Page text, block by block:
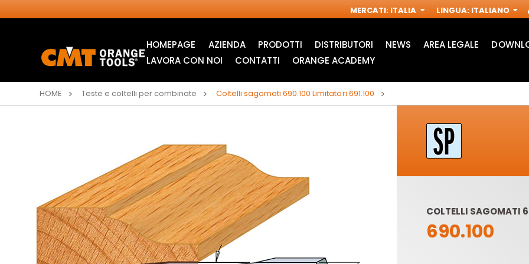
MERCATI: ITALIA LINGUA: ITALIANO
HOMEPAGE AZIENDA PRODOTTI
LAME CIRCOLARI
INDUSTRIALI
LAME PER SEGHETTI
ALTERNATIVI
FRESE INDUSTRIALI
PER
DISTRIBUTORI NEWS AREA LEGALE
LAVORA CON NOI
CONTATTI ORANGE ACADEMY
HOME Teste e coltelli per combinate Coltelli sagomati 690.100 Limitatori 691.100
COLTELLI SAGOMATI
690.100